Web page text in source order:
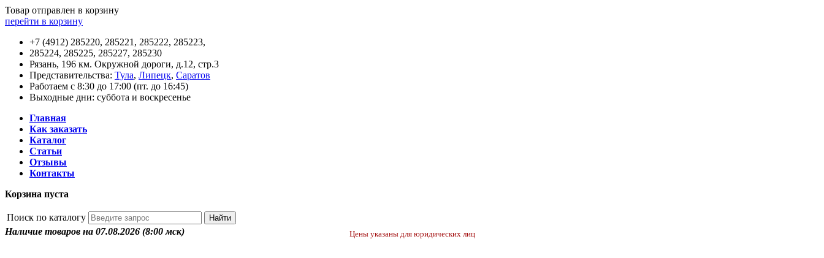
Товар отправлен в корзину
перейти в корзину
+7 (4912) 285220, 285221, 285222, 285223,
285224, 285225, 285227, 285230
Рязань, 196 км. Окружной дороги, д.12, стр.3
Представительства: Тула, Липецк, Саратов
Работаем с 8:30 до 17:00 (пт. до 16:45)
Выходные дни: суббота и воскресенье
Главная
Как заказать
Каталог
Статьи
Отзывы
Контакты
Корзина пуста
Поиск по каталогу
Наличие товаров на 07.08.2026 (8:00 мск) Цены указаны для юридических лиц